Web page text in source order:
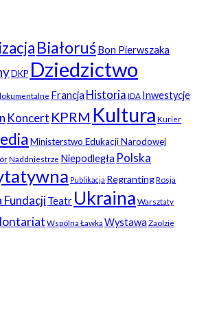
BiałoruśBon Pierwszaka
DKP Dziedzictwo
Francja Historia IDA Inwestycje
Koncert KPRM Kultura Kurier
Ministerstwo Edukacji Narodowej
Naddniestrze Niepodległa Polska
Publikacja RegrantingRosja
FundacjiTeatr Ukraina Warsztaty
Wspólna Ławka Wystawa Zaolzie